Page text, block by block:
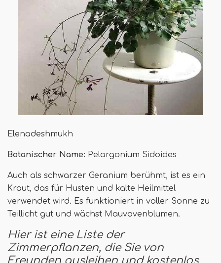
Elenadeshmukh
Botanischer Name: Pelargonium Sidoides
Auch als schwarzer Geranium berühmt, ist es ein
Kraut, das für Husten und kalte Heilmittel
verwendet wird. Es funktioniert in voller Sonne zu
Teillicht gut und wächst Mauvovenblumen.
Hier ist eine Liste der
Zimmerpflanzen, die Sie von
Freunden ausleihen und kostenlos